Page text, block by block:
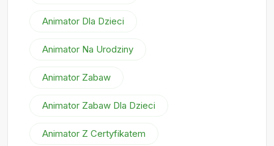
Animator Dla Dzieci
Animator Na Urodziny
Animator Zabaw
Animator Zabaw Dla Dzieci
Animator Z Certyfikatem